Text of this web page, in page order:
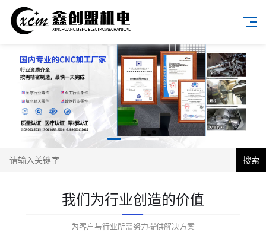
搜索
我们为行业创造的价值
为客户与行业所需努力提供解决方案